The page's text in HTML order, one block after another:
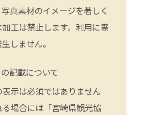
真素材のイメージを著しく
工は禁止します。利用に際
しません。
記載について
示は必須ではありません
場合には「宮崎県観光協